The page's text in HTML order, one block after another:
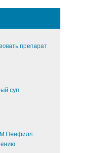
препарат
суп
Пенфилл: